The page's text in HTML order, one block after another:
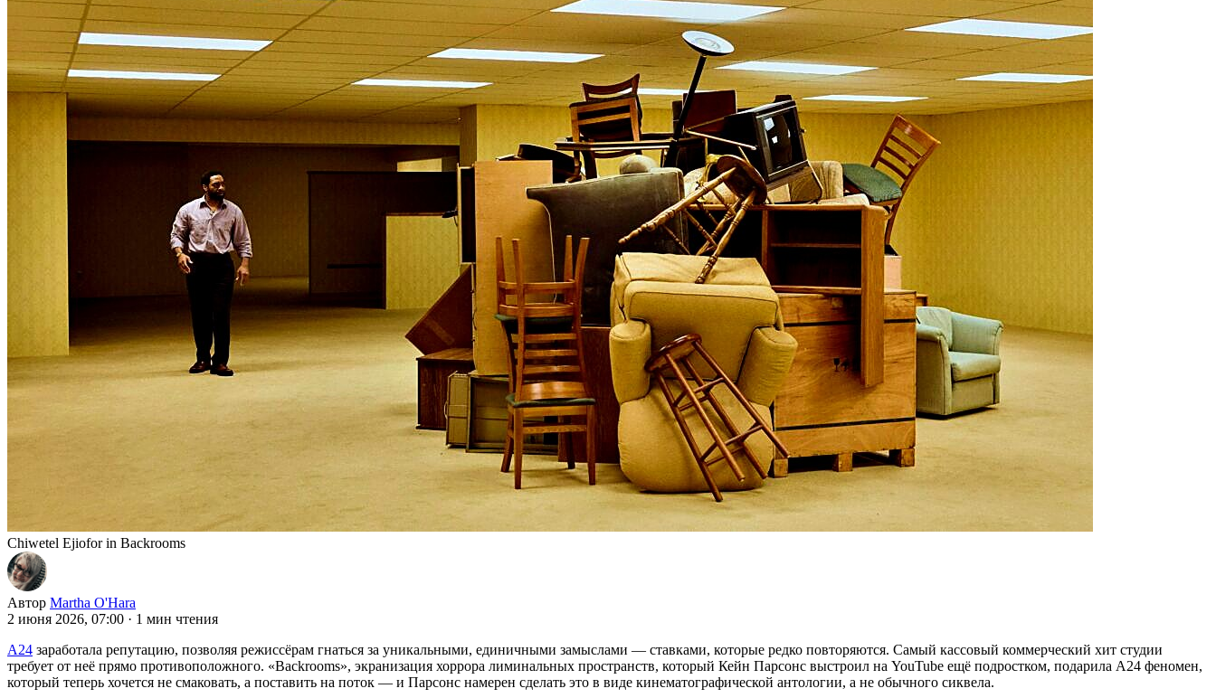
Chiwetel Ejiofor in Backrooms
Автор Martha O'Hara
2 июня 2026, 07:00 · 1 мин чтения
A24 заработала репутацию, позволяя режиссёрам гнаться за уникальными, единичными замыслами — ставками, которые редко повторяются. Самый кассовый коммерческий хит студии
требует от неё прямо противоположного. «Backrooms», экранизация хоррора лиминальных пространств, который Кейн Парсонс выстроил на YouTube ещё подростком, подарила A24 феномен,
который теперь хочется не смаковать, а поставить на поток — и Парсонс намерен сделать это в виде кинематографической антологии, а не обычного сиквела.